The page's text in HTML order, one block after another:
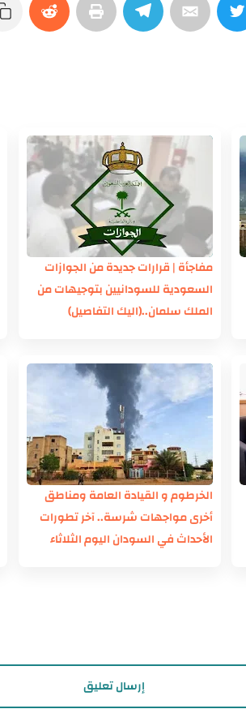
مفاجأة | قرارات جديدة من الجوازات
السعودية للسودانيين بتوجيهات من
الملك سلمان..(اليك التفاصيل)
الخرطوم و القيادة العامة ومناطق
أخرى مواجهات شرسة.. آخر تطورات
الأحداث في السودان اليوم الثلاثاء
إرسال تعليق